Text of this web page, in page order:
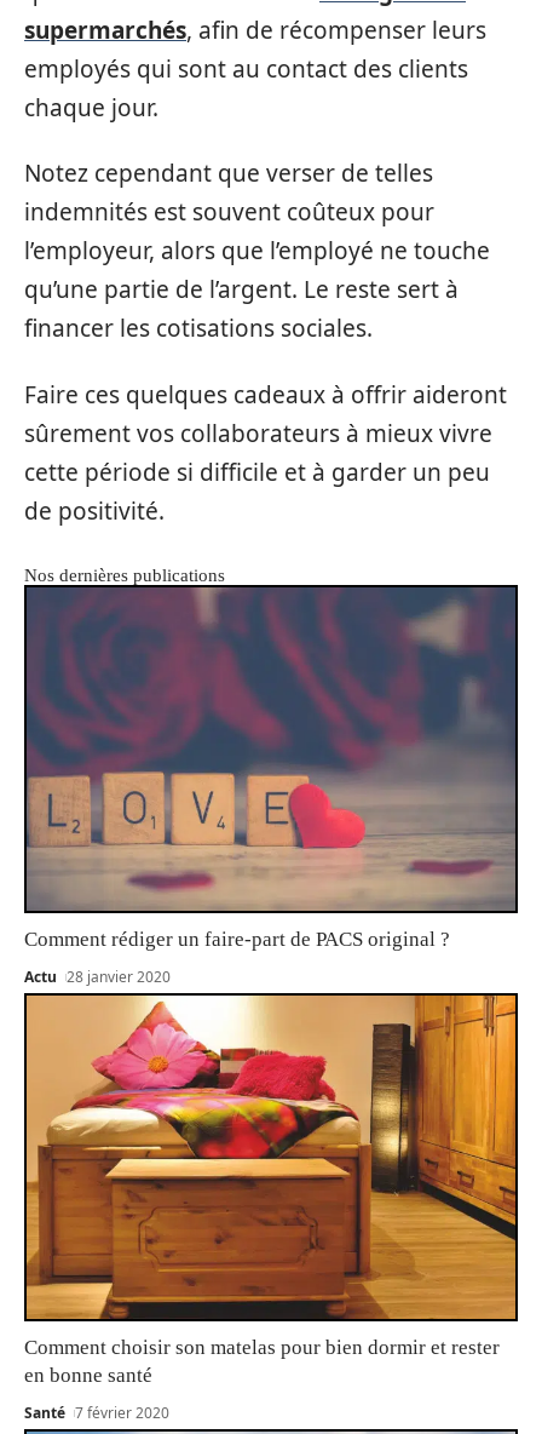
supermarchés, afin de récompenser leurs
employés qui sont au contact des clients
chaque jour.
Notez cependant que verser de telles
indemnités est souvent coûteux pour
l’employeur, alors que l’employé ne touche
qu’une partie de l’argent. Le reste sert à
financer les cotisations sociales.
Faire ces quelques cadeaux à offrir aideront
sûrement vos collaborateurs à mieux vivre
cette période si difficile et à garder un peu
de positivité.
Nos dernières publications
Comment rédiger un faire-part de PACS original ?
Actu 28 janvier 2020
Comment choisir son matelas pour bien dormir et rester
en bonne santé
Santé 7 février 2020